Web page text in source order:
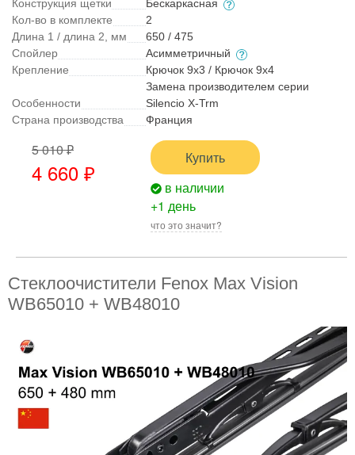
Конструкция щетки
Бескаркасная
Кол-во в комплекте
2
Длина 1 / длина 2, мм
650 / 475
Спойлер
Асимметричный
Крепление
Крючок 9x3 / Крючок 9x4
Особенности
Замена производителем серии
Silencio X-Trm
Страна производства
Франция
5 010 ₽
4 660 ₽
Купить
в наличии
+1 день
что это значит?
Стеклоочистители Fenox Max Vision
WB65010 + WB48010